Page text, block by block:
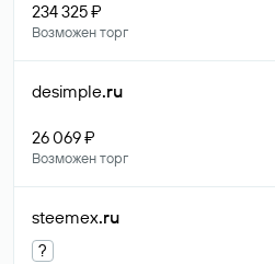
234 325 ₽
Возможен торг
desimple.ru
26 069 ₽
Возможен торг
steemex.ru
?